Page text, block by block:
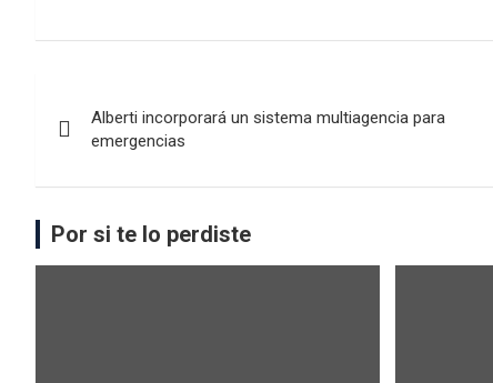
Alberti incorporará un sistema multiagencia para
emergencias
Por si te lo perdiste